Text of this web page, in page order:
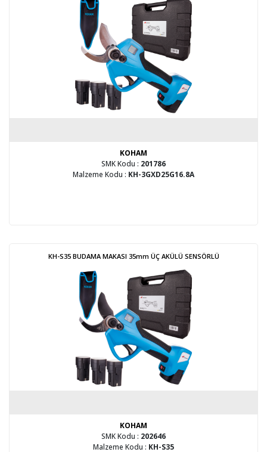
KOHAM
SMK Kodu : 201786
Malzeme Kodu : KH-3GXD25G16.8A
KH-S35 BUDAMA MAKASI 35mm ÜÇ AKÜLÜ SENSÖRLÜ
KOHAM
SMK Kodu : 202646
Malzeme Kodu : KH-S35